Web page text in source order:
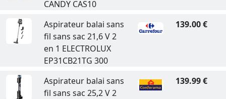
CANDY CAS10
Aspirateur balai sans
fil sans sac 21,6 V 2
en 1 ELECTROLUX
EP31CB21TG 300
139.00 €
Aspirateur balai sans
fil sans sac 25,2 V 2
139.99 €